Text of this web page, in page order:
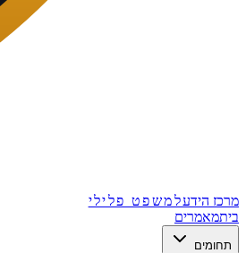
מרכז הידעלמשפט פלילי
ביתמאמרים
תחומים